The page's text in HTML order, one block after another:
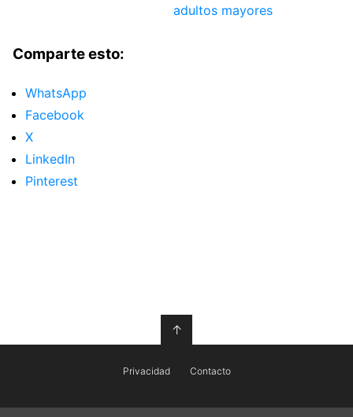
adultos mayores
Comparte esto:
WhatsApp
Facebook
X
LinkedIn
Pinterest
↑
Privacidad Contacto